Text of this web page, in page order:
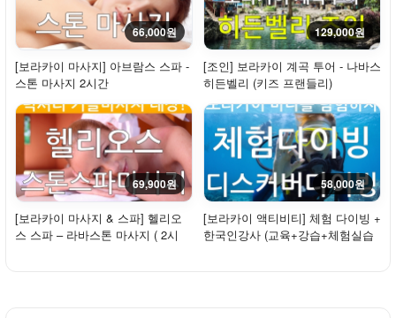
66,000원
[보라카이 마사지] 아브람스 스파 -
스톤 마사지 2시간
129,000원
[조인] 보라카이 계곡 투어 - 나바스
히든벨리 (키즈 프랜들리)
69,900원
[보라카이 마사지 & 스파] 헬리오
스 스파 – 라바스톤 마사지 ( 2시
58,000원
[보라카이 액티비티] 체험 다이빙 +
한국인강사 (교육+강습+체험실습